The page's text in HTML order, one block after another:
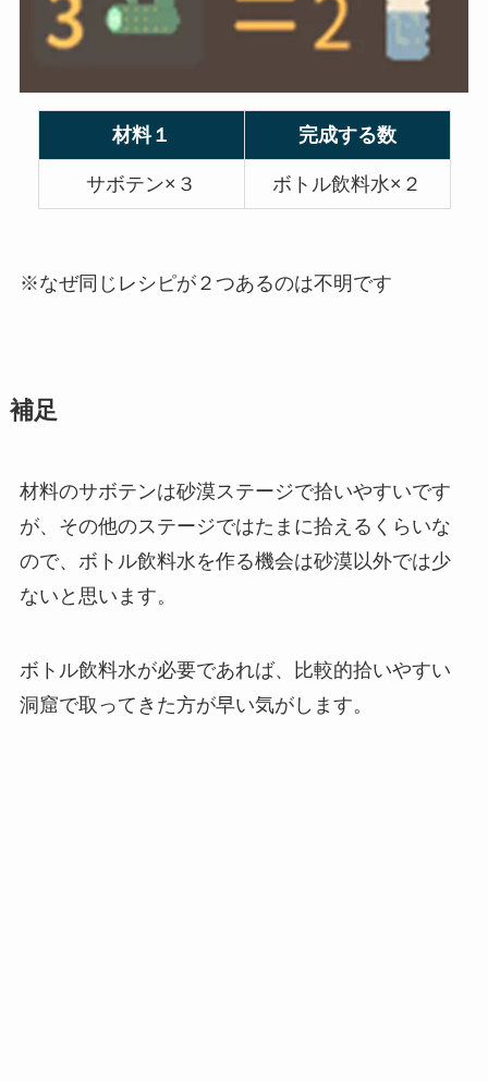
材料１ 完成する数
サボテン×３ ボトル飲料水×２
※なぜ同じレシピが２つあるのは不明です
補足
材料のサボテンは砂漠ステージで拾いやすいです
が、その他のステージではたまに拾えるくらいな
ので、ボトル飲料水を作る機会は砂漠以外では少
ないと思います。
ボトル飲料水が必要であれば、比較的拾いやすい
洞窟で取ってきた方が早い気がします。